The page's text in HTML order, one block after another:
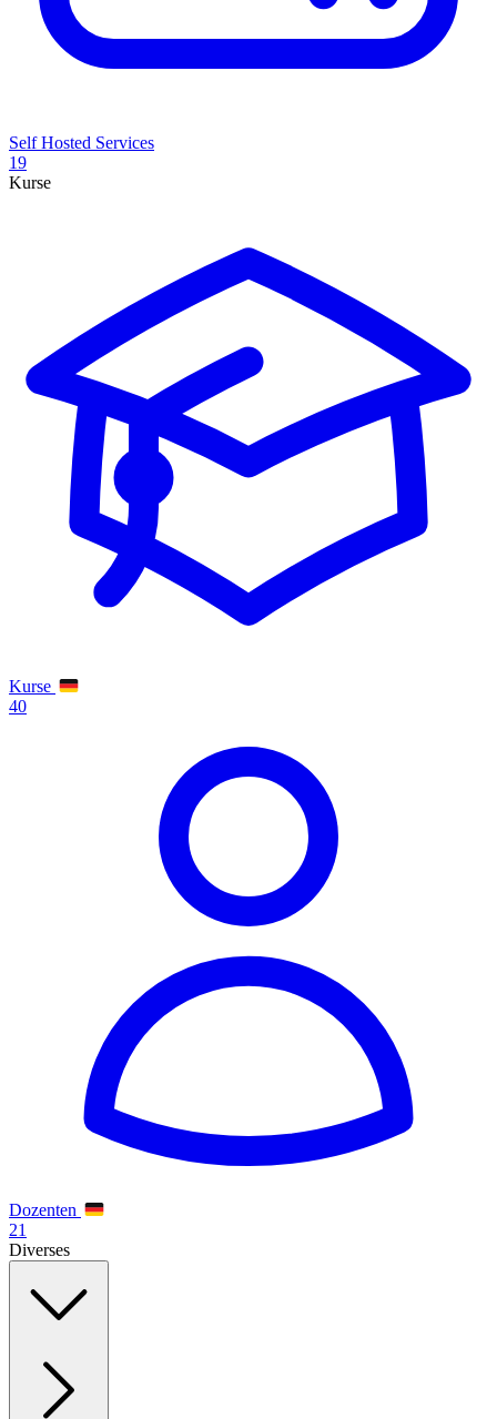
Self Hosted Services
19
Kurse
Kurse
40
Dozenten
21
Diverses